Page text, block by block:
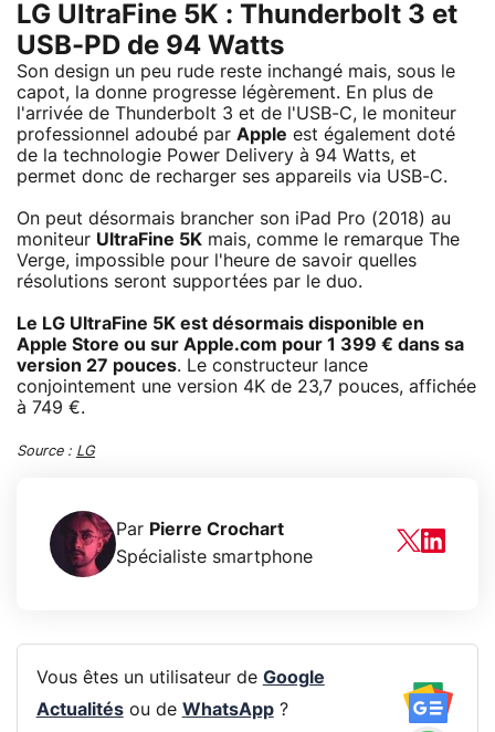
LG UltraFine 5K : Thunderbolt 3 et
USB-PD de 94 Watts
Son design un peu rude reste inchangé mais, sous le
capot, la donne progresse légèrement. En plus de
l'arrivée de Thunderbolt 3 et de l'USB-C, le moniteur
professionnel adoubé par Apple est également doté
de la technologie Power Delivery à 94 Watts, et
permet donc de recharger ses appareils via USB-C.
On peut désormais brancher son iPad Pro (2018) au
moniteur UltraFine 5K mais, comme le remarque The
Verge, impossible pour l'heure de savoir quelles
résolutions seront supportées par le duo.
Le LG UltraFine 5K est désormais disponible en
Apple Store ou sur Apple.com pour 1 399 € dans sa
version 27 pouces. Le constructeur lance
conjointement une version 4K de 23,7 pouces, affichée
à 749 €.
Source : LG
Par Pierre Crochart
Spécialiste smartphone
Vous êtes un utilisateur de Google
Actualitésou de WhatsApp?